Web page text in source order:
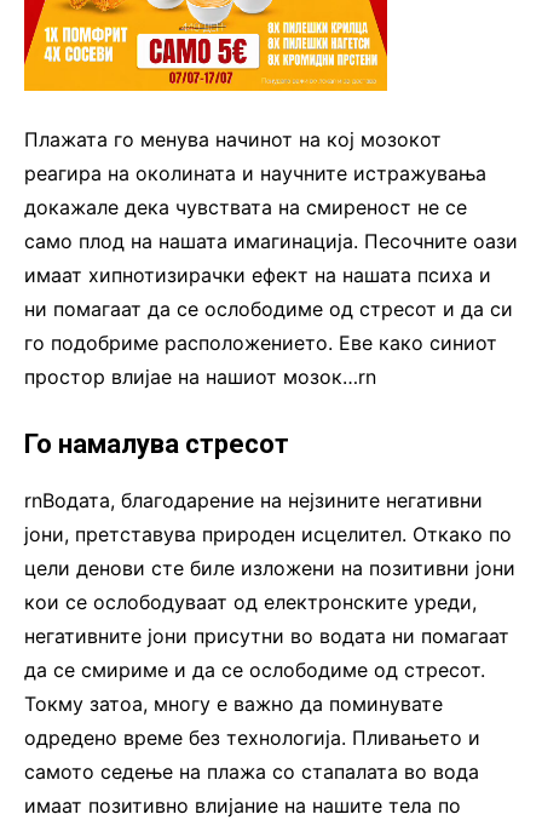
Плажата го менува начинот на кој мозокот
реагира на околината и научните истражувања
докажале дека чувствата на смиреност не се
само плод на нашата имагинација. Песочните оази
имаат хипнотизирачки ефект на нашата психа и
ни помагаат да се ослободиме од стресот и да си
го подобриме расположението. Еве како синиот
простор влијае на нашиот мозок…rn
Го намалува стресот
rnВодата, благодарение на нејзините негативни
јони, претставува природен исцелител. Откако по
цели денови сте биле изложени на позитивни јони
кои се ослободуваат од електронските уреди,
негативните јони присутни во водата ни помагаат
да се смириме и да се ослободиме од стресот.
Токму затоа, многу е важно да поминувате
одредено време без технологија. Пливањето и
самото седење на плажа со стапалата во вода
имаат позитивно влијание на нашите тела по